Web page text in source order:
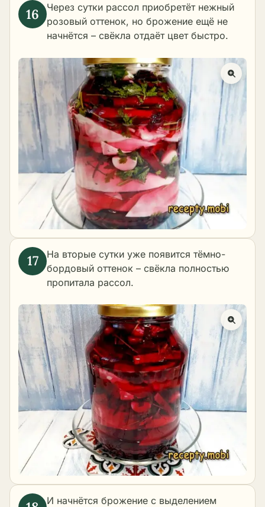
Через сутки рассол приобретёт нежный
розовый оттенок, но брожение ещё не
начнётся – свёкла отдаёт цвет быстро.
На вторые сутки уже появится тёмно-
бордовый оттенок – свёкла полностью
пропитала рассол.
И начнётся брожение с выделением